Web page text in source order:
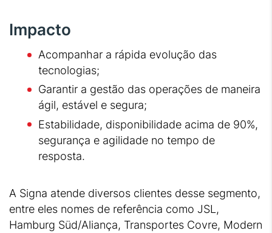
Impacto
Acompanhar a rápida evolução das
tecnologias;
Garantir a gestão das operações de maneira
ágil, estável e segura;
Estabilidade, disponibilidade acima de 90%,
segurança e agilidade no tempo de
resposta.
A Signa atende diversos clientes desse segmento,
entre eles nomes de referência como JSL,
Hamburg Süd/Aliança, Transportes Covre, Modern